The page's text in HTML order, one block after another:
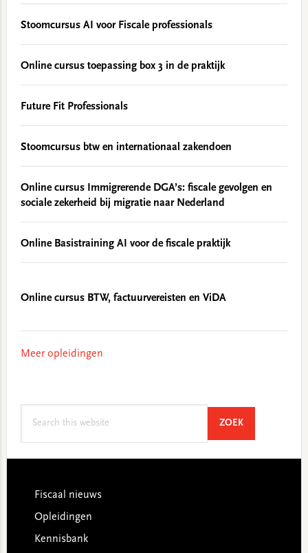
Stoomcursus AI voor Fiscale professionals
Online cursus toepassing box 3 in de praktijk
Future Fit Professionals
Stoomcursus btw en internationaal zakendoen
Online cursus Immigrerende DGA’s: fiscale gevolgen en
sociale zekerheid bij migratie naar Nederland
Online Basistraining AI voor de fiscale praktijk
Online cursus BTW, factuurvereisten en ViDA
Meer opleidingen
ZOEKSEARCH
Footer
Fiscaal nieuws
Opleidingen
Kennisbank